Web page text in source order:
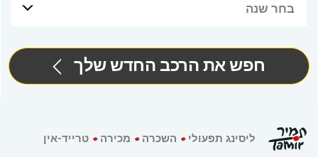
בחר שנה
חפש את הרכב החדש שלך
ליסינג תפעולי השכרה מכירה טרייד-אין